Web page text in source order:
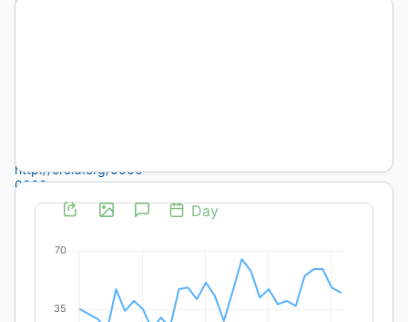
CONICET
http://orcid.org/0000-
0002-
6215-
autenticado)
https://doi.org/10.19137/anclajes-